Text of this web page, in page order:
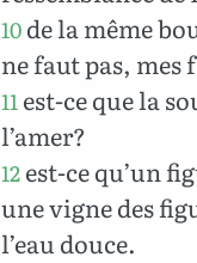
10de la même
ne faut pas, mes
11est-ce que la
l’amer?
12est-ce qu’un
une vigne des
l’eau douce.